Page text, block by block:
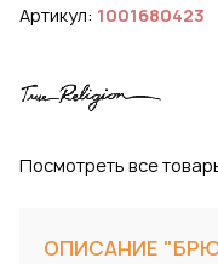
Артикул: 1001680423
Посмотреть все
ОПИСАНИЕ